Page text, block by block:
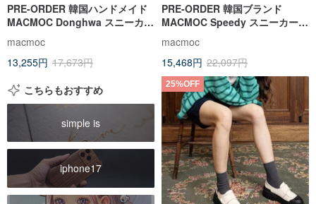
PRE-ORDER 韓国ハンドメイド
MACMOC Donghwa スニーカー
macmoc
13,255円 17,673円
PRE-ORDER 韓国ブランド
MACMOC Speedy スニーカー
macmoc
15,468円 22,097円
こちらもおすすめ
simple is
iphone17
25%OFF